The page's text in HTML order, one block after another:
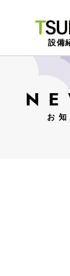
つくば
設備
お